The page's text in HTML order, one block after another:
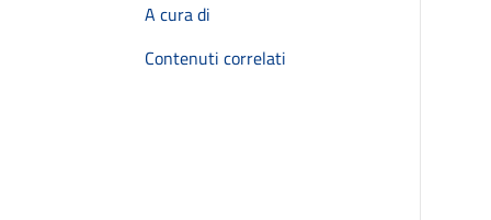
A cura di
Contenuti correlati